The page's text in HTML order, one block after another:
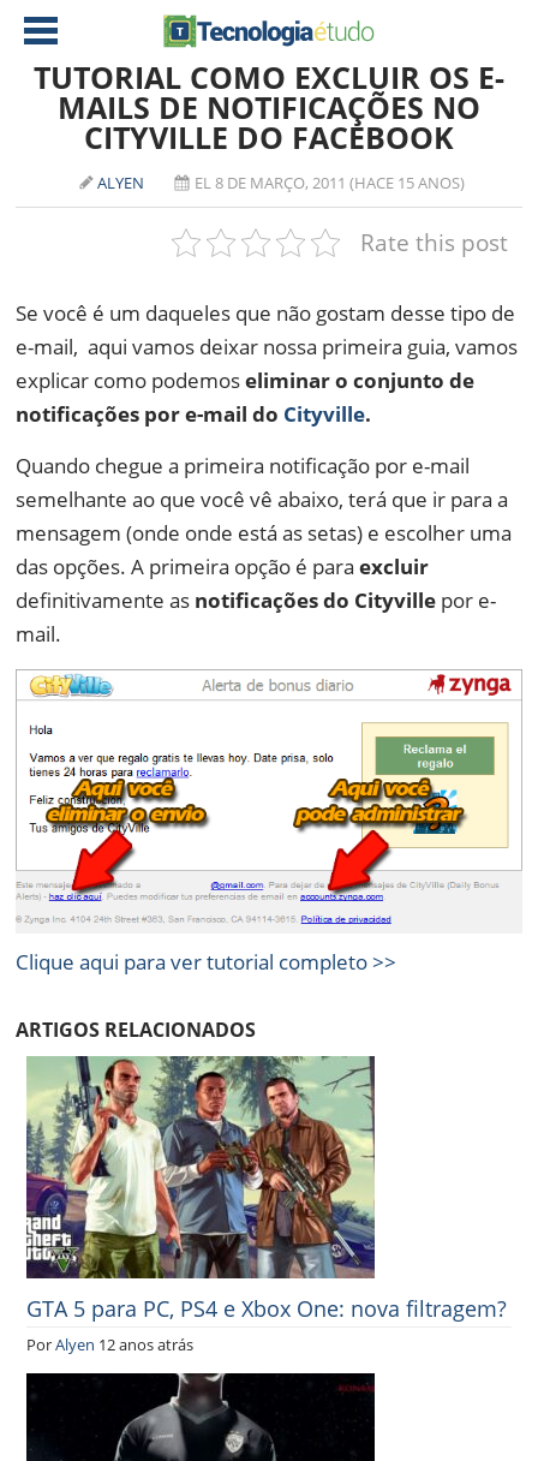
NOTÍCIAS
NVIDIA
SOFTWARE
NOTEBOOKS
TABLETS
NOKIA
DOWNLOADS
ANÁLISE
TUTORIAL COMO EXCLUIR OS E-
MAILS DE NOTIFICAÇÕES NO
CITYVILLE DO FACEBOOK
ALYEN EL 8 DE MARÇO, 2011 (HACE 15 ANOS)
Rate this post
Se você é um daqueles que não gostam desse tipo de
e-mail, aqui vamos deixar nossa primeira guia, vamos
explicar como podemoseliminar o conjunto de
notificações por e-mail do Cityville.
Quando chegue a primeira notificação por e-mail
semelhante ao que você vê abaixo, terá que ir para a
mensagem (onde onde está as setas) e escolher uma
das opções. A primeira opção é paraexcluir
definitivamente as notificações do Cityville por e-
mail.
Clique aqui para ver tutorial completo >>
ARTIGOS RELACIONADOS
GTA 5 para PC, PS4 e Xbox One: nova filtragem?
PorAlyen 12 anos atrás